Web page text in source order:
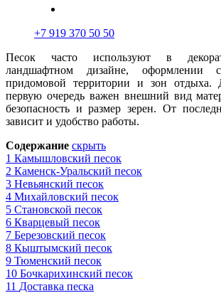
+7 919 370 50 50
Песок часто используют в
ландшафтном дизайне, оформлении
придомовой территории и зон отдыха.
первую очередь важен внешний вид
безопасность и размер зерен. От
зависит и удобство работы.
Содержание скрыть
1 Камышловский песок
2 Каменск-Уральский песок
3 Невьянский песок
4 Михайловский песок
5 Становской песок
6 Кварцевый песок
7 Березовский песок
8 Кыштымский песок
9 Тюменский песок
10 Бочкарихинский песок
11 Доставка песка